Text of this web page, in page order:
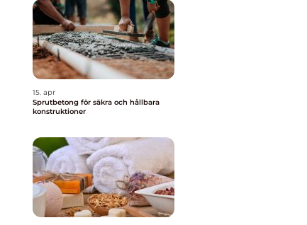
15. apr
Sprutbetong för säkra och hållbara
konstruktioner